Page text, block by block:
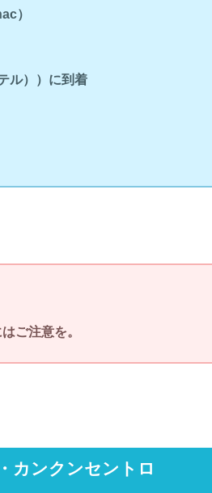
）
ル））に到着
ご注意を。
カンクンセントロ